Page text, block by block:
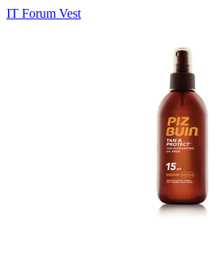
IT Forum Vest